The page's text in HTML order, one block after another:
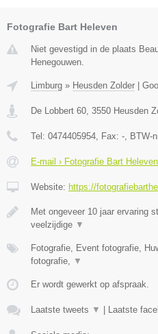
Fotografie Bart Heleven
Niet gevestigd in de plaats
Henegouwen.
Limburg » Heusden Zolder
De Lobbert 60 3550 Heusden
Tel: 0474405954 , Fax: - , BTW-
E-mail › Fotografie Bart Heleven
Website: https://
Met ongeveer 10 jaar ervaring
veelzijdige ▼
Fotografie, Event fotografie,
fotografie,
▼
Er wordt gewerkt op afspraak.
Laatste tweets ▼ Laatste